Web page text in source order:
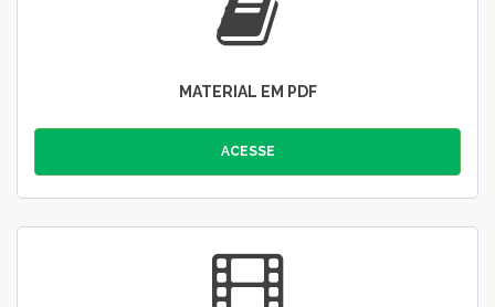
MATERIAL EM PDF
ACESSE